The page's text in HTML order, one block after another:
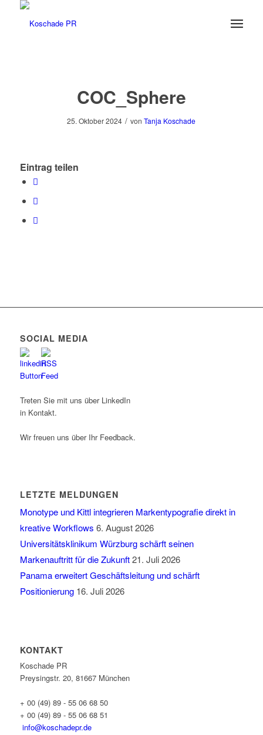
COC_Sphere
25. Oktober 2024 / vonTanja Koschade
Eintrag teilen
SOCIAL MEDIA
Treten Sie mit uns über LinkedIn
in Kontakt.
Wir freuen uns über Ihr Feedback.
LETZTE MELDUNGEN
Monotype und Kittl integrieren Markentypografie direkt in
kreative Workflows 6. August 2026
Universitätsklinikum Würzburg schärft seinen
Markenauftritt für die Zukunft 21. Juli 2026
Panama erweitert Geschäftsleitung und schärft
Positionierung 16. Juli 2026
KONTAKT
Koschade PR
Preysingstr. 20, 81667 München
+ 00 (49) 89 - 55 06 68 50
+ 00 (49) 89 - 55 06 68 51
info@koschadepr.de